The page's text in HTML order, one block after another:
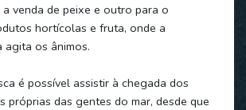
venda de peixe e outro para o
hortícolas e fruta, onde a
agita os ânimos.
é possível assistir à chegada dos
próprias das gentes do mar, desde que